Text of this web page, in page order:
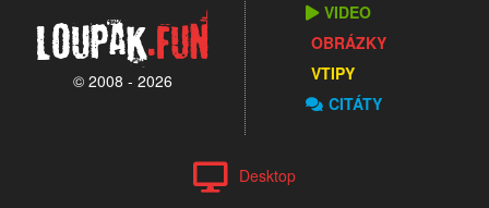
Loupak.fun
© 2008 - 2026
VIDEO
OBRÁZKY
VTIPY
CITÁTY
Desktop